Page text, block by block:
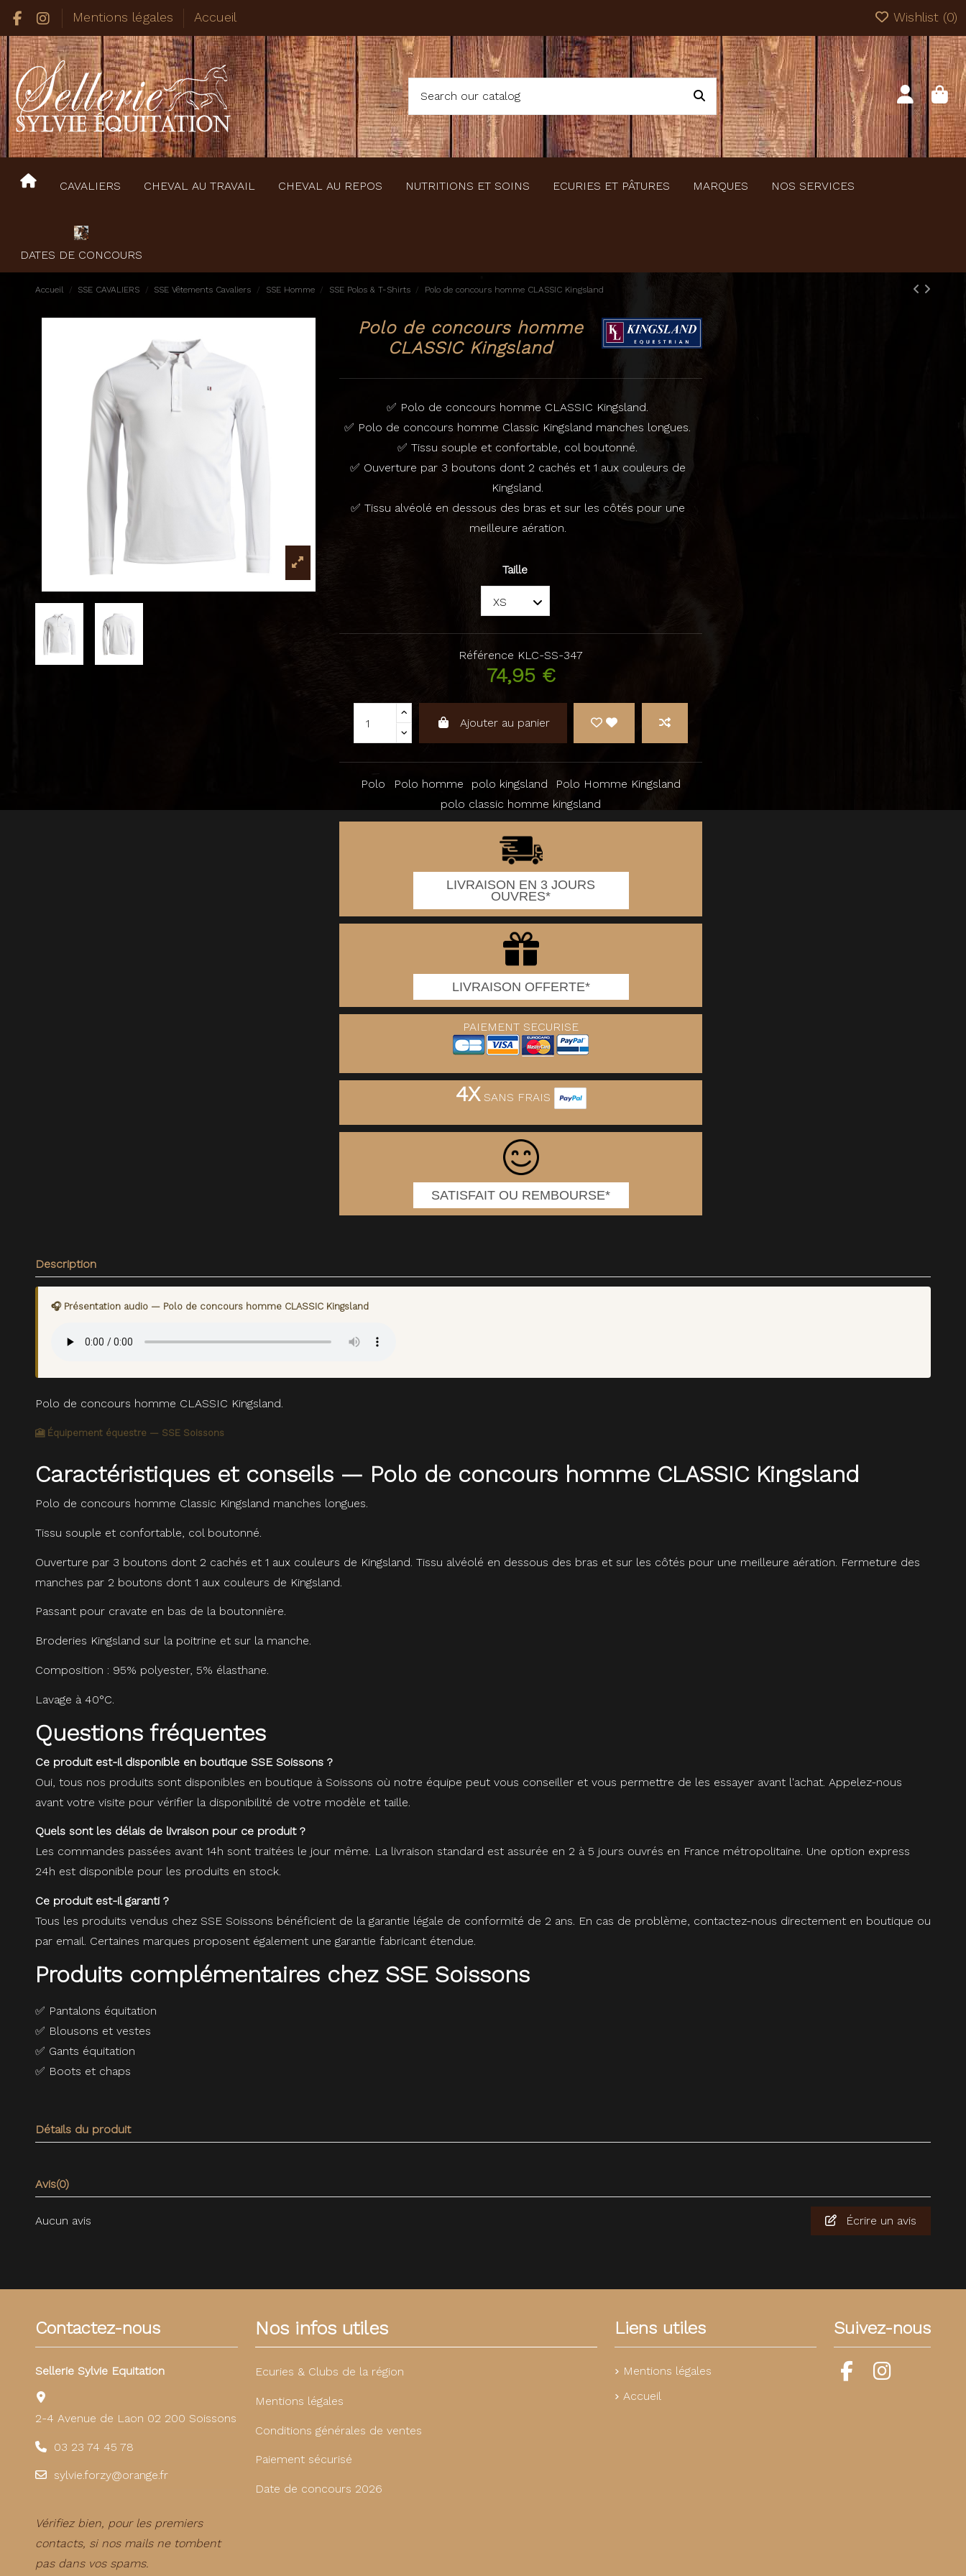
Mentions légales Accueil Wishlist (0)
CAVALIERS CHEVAL AU TRAVAIL CHEVAL AU REPOS NUTRITIONS ET SOINS ECURIES ET PÂTURES MARQUES NOS SERVICES
DATES DE CONCOURS
Accueil SSE CAVALIERS SSE Vêtements Cavaliers SSE Homme SSE Polos & T-Shirts Polo de concours homme CLASSIC Kingsland
Polo de concours homme
CLASSIC Kingsland
✅ Polo de concours homme CLASSIC Kingsland.
✅ Polo de concours homme Classic Kingsland manches longues.
✅ Tissu souple et confortable, col boutonné.
✅ Ouverture par 3 boutons dont 2 cachés et 1 aux couleurs de
Kingsland.
✅ Tissu alvéolé en dessous des bras et sur les côtés pour une
meilleure aération.
Taille
Référence KLC-SS-347
74,95 €
Ajouter au panier
Polo Polo homme polo kingsland
Polo Homme Kingsland
polo classic homme kingsland
LIVRAISON EN 3 JOURS
OUVRES*
LIVRAISON OFFERTE*
PAIEMENT SECURISE
4XSANS FRAIS
SATISFAIT OU REMBOURSE*
Description
🎧 Présentation audio — Polo de concours homme CLASSIC Kingsland
Polo de concours homme CLASSIC Kingsland.
🎦 Équipement équestre — SSE Soissons
Caractéristiques et conseils — Polo de concours homme CLASSIC Kingsland
Polo de concours homme Classic Kingsland manches longues.
Tissu souple et confortable, col boutonné.
Ouverture par 3 boutons dont 2 cachés et 1 aux couleurs de Kingsland. Tissu alvéolé en dessous des bras et sur les côtés pour une meilleure aération. Fermeture des
manches par 2 boutons dont 1 aux couleurs de Kingsland.
Passant pour cravate en bas de la boutonnière.
Broderies Kingsland sur la poitrine et sur la manche.
Composition : 95% polyester, 5% élasthane.
Lavage à 40°C.
Questions fréquentes
Ce produit est-il disponible en boutique SSE Soissons ?
Oui, tous nos produits sont disponibles en boutique à Soissons où notre équipe peut vous conseiller et vous permettre de les essayer avant l'achat. Appelez-nous
avant votre visite pour vérifier la disponibilité de votre modèle et taille.
Quels sont les délais de livraison pour ce produit ?
Les commandes passées avant 14h sont traitées le jour même. La livraison standard est assurée en 2 à 5 jours ouvrés en France métropolitaine. Une option express
24h est disponible pour les produits en stock.
Ce produit est-il garanti ?
Tous les produits vendus chez SSE Soissons bénéficient de la garantie légale de conformité de 2 ans. En cas de problème, contactez-nous directement en boutique ou
par email. Certaines marques proposent également une garantie fabricant étendue.
Produits complémentaires chez SSE Soissons
✅ Pantalons équitation
✅ Blousons et vestes
✅ Gants équitation
✅ Boots et chaps
Détails du produit
Avis(0)
Aucun avis Écrire un avis
Contactez-nous
Sellerie Sylvie Equitation
2-4 Avenue de Laon 02 200 Soissons
03 23 74 45 78
sylvie.forzy@orange.fr
Vérifiez bien, pour les premiers
contacts, si nos mails ne tombent
pas dans vos spams.
Nos infos utiles
Ecuries & Clubs de la région
Mentions légales
Conditions générales de ventes
Paiement sécurisé
Date de concours 2026
Liens utiles
Mentions légales
Accueil
Suivez-nous